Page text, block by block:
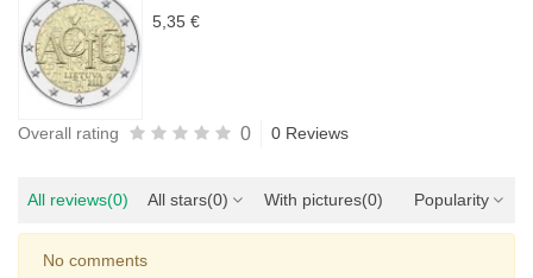
5,35 €
Overall rating 0 0 Reviews
All reviews(0) All stars(0) With pictures(0) Popularity
No comments